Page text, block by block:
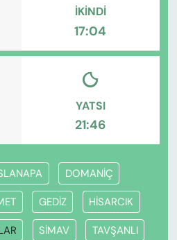
İKINDI
17:04
YATSI
21:46
DOMANİÇ
GEDİZ HİSARCIK
SİMAV TAVŞANLI
HABERLERİ